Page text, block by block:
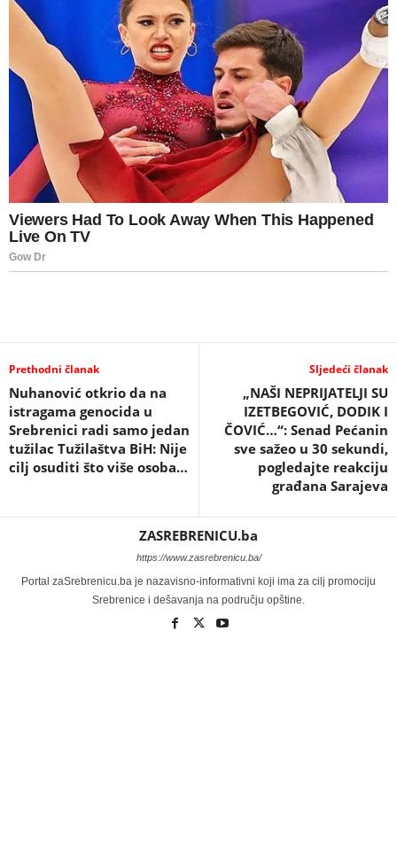
Prethodni članak
Nuhanović otkrio da na
istragama genocida u
Srebrenici radi samo jedan
tužilac Tužilaštva BiH: Nije
cilj osuditi što više osoba…
Sljedeći članak
„NAŠI NEPRIJATELJI SU
IZETBEGOVIĆ, DODIK I
ČOVIĆ…“: Senad Pećanin
sve sažeo u 30 sekundi,
pogledajte reakciju
građana Sarajeva
ZASREBRENICU.ba
https://www.zasrebrenicu.ba/
Portal zaSrebrenicu.ba je nazavisno-informativni koji ima za cilj promociju
Srebrenice i dešavanja na području opštine.